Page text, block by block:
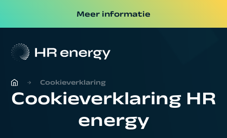
Meer informatie
Cookieverklaring
Cookieverklaring HR
energy